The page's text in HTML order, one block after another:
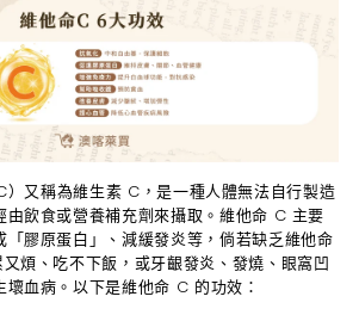
又稱為維生素 C，是一種人體無法自行製造
由飲食或營養補充劑來攝取。維他命 C 主要
「膠原蛋白」、減緩發炎等，倘若缺乏維他命
煩、吃不下飯，或牙齦發炎、發燒、眼窩凹
血病。以下是維他命 C 的功效：